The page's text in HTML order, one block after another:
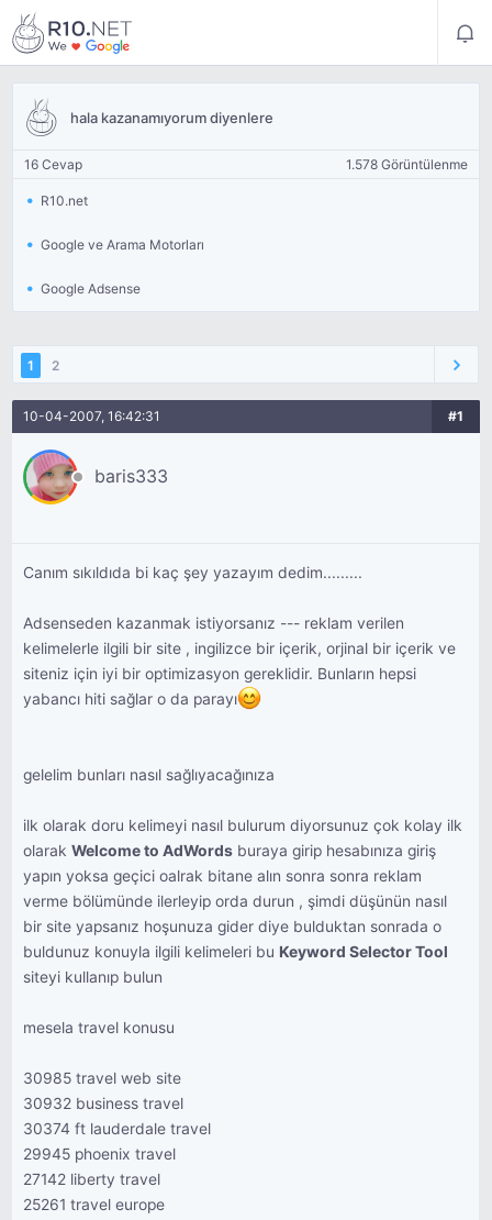
hala kazanamıyorum diyenlere
16 Cevap 1.578 Görüntülenme
R10.net
Google ve Arama Motorları
Google Adsense
1 2
10-04-2007, 16:42:31 #1
baris333
Canım sıkıldıda bi kaç şey yazayım dedim.........
Adsenseden kazanmak istiyorsanız --- reklam verilen
kelimelerle ilgili bir site , ingilizce bir içerik, orjinal bir içerik ve
siteniz için iyi bir optimizasyon gereklidir. Bunların hepsi
yabancı hiti sağlar o da parayı
gelelim bunları nasıl sağlıyacağınıza
ilk olarak doru kelimeyi nasıl bulurum diyorsunuz çok kolay ilk
olarakWelcome to AdWords buraya girip hesabınıza giriş
yapın yoksa geçici oalrak bitane alın sonra sonra reklam
verme bölümünde ilerleyip orda durun , şimdi düşünün nasıl
bir site yapsanız hoşunuza gider diye bulduktan sonrada o
buldunuz konuyla ilgili kelimeleri bu Keyword Selector Tool
siteyi kullanıp bulun
mesela travel konusu
30985 travel web site
30932 business travel
30374 ft lauderdale travel
29945 phoenix travel
27142 liberty travel
25261 travel europe